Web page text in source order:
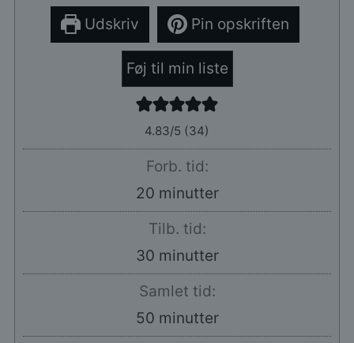
Udskriv Pin opskriften
Føj til min liste
4.83/5 (34)
Forb. tid:
20minutter
minutter
Tilb. tid:
30minutter
minutter
Samlet tid:
50minutter
minutter